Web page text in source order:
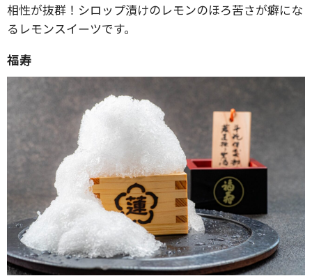
相性が抜群！シロップ漬けのレモンのほろ苦さが癖にな
るレモンスイーツです。
福寿